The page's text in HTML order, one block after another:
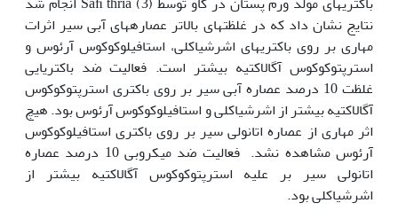
نتایج نشان داد که در غلظت‏های بالاتر عصاره‏های آبی سیر اثرات
مهاری بر روی باکتری‏های اشرشیاکلی، استافیلوکوکوس آرئوس و
استرپتوکوکوس آگالاکتیه بیشتر است. فعالیت ضد باکتریایی
غلظت 10 درصد عصاره آبی سیر بر روی باکتری استرپتوکوکوس
آگالاکتیه بیشتر از اشرشیاکلی و استافیلوکوکوس آرئوس بود. هیچ
اثر مهاری از عصاره اتانولی سیر بر روی باکتری استافیلوکوکوس
آرئوس مشاهده نشد. فعالیت ضد میکروبی 10 درصد عصاره
اتانولی سیر بر علیه استرپتوکوکوس آگالاکتیه بیشتر از
اشرشیاکلی بود.